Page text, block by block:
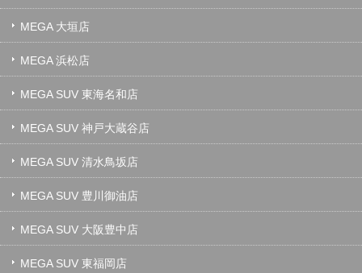
MEGA 大垣店
MEGA 浜松店
MEGA SUV 東海名和店
MEGA SUV 神戸大蔵谷店
MEGA SUV 清水鳥坂店
MEGA SUV 豊川御油店
MEGA SUV 大阪豊中店
MEGA SUV 東福岡店